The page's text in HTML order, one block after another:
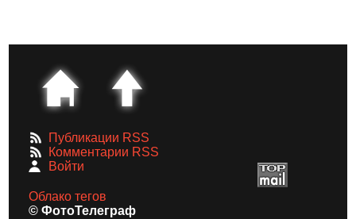
Публикации RSS
Комментарии RSS
Войти
Облако тегов
© ФотоТелеграф